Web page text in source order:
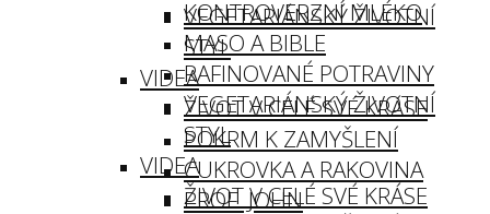
VEGETARIÁNSKÝ ŽIVOTNÍ
STYL
VIDEA
ŽIVOT V CELÉ SVÉ KRÁSE
POKRM K ZAMYŠLENÍ
CUKROVKA A RAKOVINA
PROF. JOHN
KONTROVERZNÍ MLÉKO
MASO A BIBLE
RAFINOVANÉ POTRAVINY
VEGETARIÁNSKÝ ŽIVOTNÍ
STYL
VIDEA
ŽIVOT V CELÉ SVÉ KRÁSE